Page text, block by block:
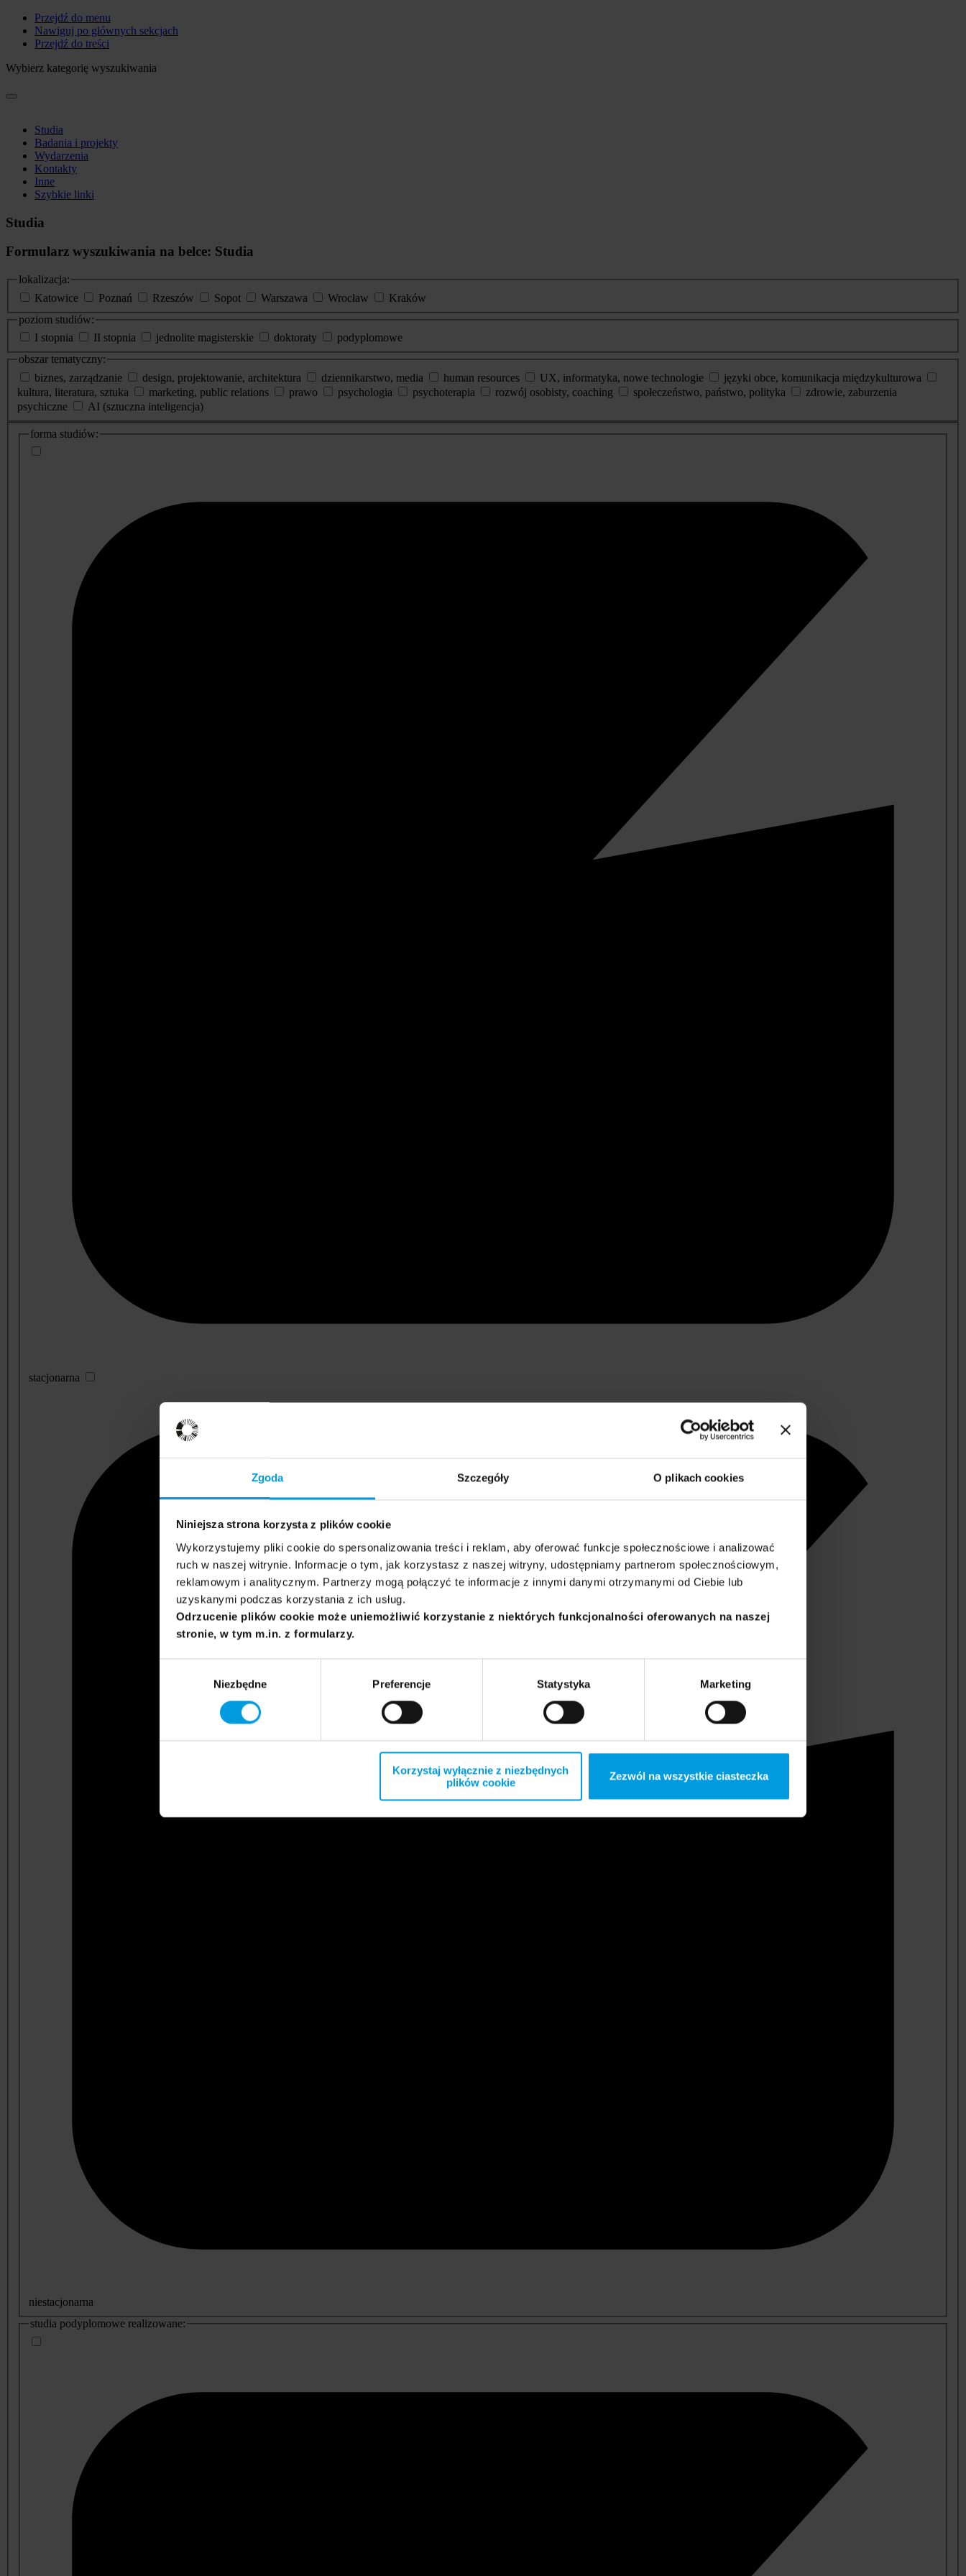
Zgoda Szczegóły O plikach cookies
Niniejsza strona korzysta z plików cookie
Wykorzystujemy pliki cookie do spersonalizowania treści i reklam, aby oferować funkcje społecznościowe i analizować
ruch w naszej witrynie. Informacje o tym, jak korzystasz z naszej witryny, udostępniamy partnerom społecznościowym,
reklamowym i analitycznym. Partnerzy mogą połączyć te informacje z innymi danymi otrzymanymi od Ciebie lub
uzyskanymi podczas korzystania z ich usług.
Odrzucenie plików cookie może uniemożliwić korzystanie z niektórych funkcjonalności oferowanych na naszej
stronie, w tym m.in. z formularzy.
Niezbędne Preferencje Statystyka Marketing
Korzystaj wyłącznie z niezbędnych
plików cookie
Zezwól na wszystkie ciasteczka
Przejdź do menu
Nawiguj po głównych sekcjach
Przejdź do treści
Wybierz kategorię wyszukiwania
Studia
Badania i projekty
Wydarzenia
Kontakty
Inne
Szybkie linki
Studia
Formularz wyszukiwania na belce: Studia
lokalizacja:
Katowice
Poznań Rzeszów Sopot Warszawa Wrocław
Kraków
poziom studiów:
I stopnia
II stopnia jednolite magisterskie doktoraty
podyplomowe
obszar tematyczny:
biznes, zarządzanie
design, projektowanie, architektura dziennikarstwo, media human resources UX, informatyka, nowe technologie
języki obce, komunikacja międzykulturowa
kultura, literatura, sztuka
marketing, public relations prawo psychologia psychoterapia rozwój osobisty, coaching społeczeństwo, państwo, polityka
zdrowie, zaburzenia
psychiczne
AI (sztuczna inteligencja)
dodatkowe
informacje
forma studiów:
stacjonarna
niestacjonarna
studia podyplomowe realizowane: